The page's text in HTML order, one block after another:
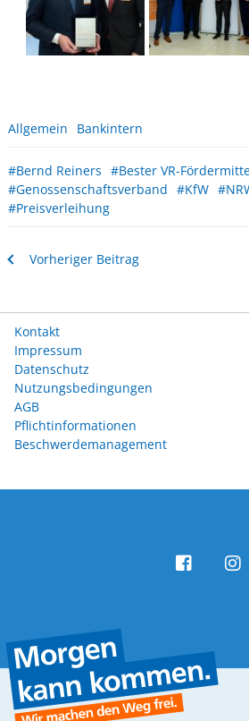
Allgemein Bankintern
#Bernd Reiners #Bester VR-
#Genossenschaftsverband #KfW
#Preisverleihung
Vorheriger Beitrag
Kontakt
Impressum
Datenschutz
Nutzungsbedingungen
AGB
Pflichtinformationen
Beschwerdemanagement